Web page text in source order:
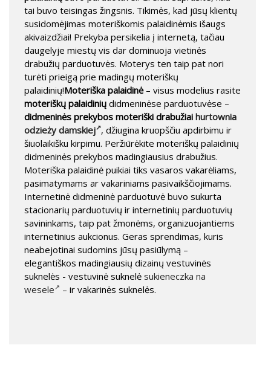
tai buvo teisingas žingsnis. Tikimės, kad jūsų klientų
susidomėjimas moteriškomis palaidinėmis išaugs
akivaizdžiai! Prekyba persikelia į internetą, tačiau
daugelyje miestų vis dar dominuoja vietinės
drabužių parduotuvės. Moterys ten taip pat nori
turėti prieigą prie madingų moteriškų
palaidinių!Moteriška palaidinė– visus modelius rasite
moteriškų palaidinių didmeninėse parduotuvėse –
didmeninės prekybos moteriški drabužiai hurtownia
odzieży damskiej , džiugina kruopščiu apdirbimu ir
šiuolaikišku kirpimu. Peržiūrėkite moteriškų palaidinių
didmeninės prekybos madingiausius drabužius.
Moteriška palaidinė puikiai tiks vasaros vakarėliams,
pasimatymams ar vakariniams pasivaikščiojimams.
Internetinė didmeninė parduotuvė buvo sukurta
stacionarių parduotuvių ir internetinių parduotuvių
savininkams, taip pat žmonėms, organizuojantiems
internetinius aukcionus. Geras sprendimas, kuris
neabejotinai sudomins jūsų pasiūlymą –
elegantiškos madingiausių dizainų vestuvinės
suknelės - vestuvinė suknelė sukieneczka na
wesele
– ir vakarinės suknelės.